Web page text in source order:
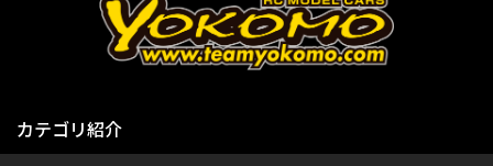
カテゴリ紹介